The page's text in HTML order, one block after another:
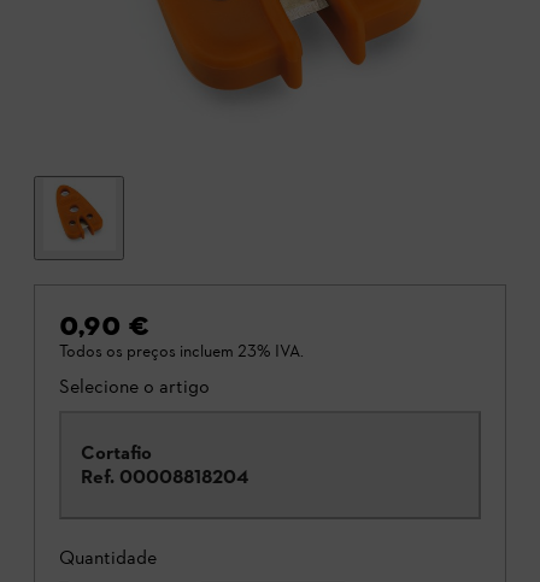
0,90 €
Todos os preços incluem 23% IVA.
Selecione o artigo
Cortafio
Ref. 00008818204
Quantidade